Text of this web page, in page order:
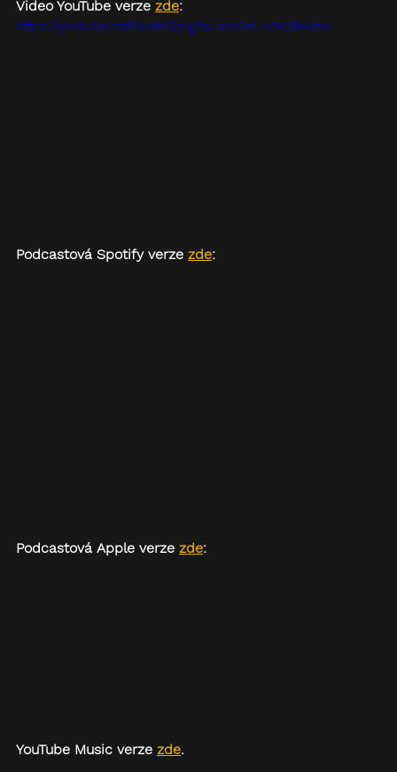
Video YouTube verze zde:
https://youtu.be/mtEmNfASp1g?si=xrm3eLrv1N2BHofw
Podcastová Spotify verze zde:
Podcastová Apple verze zde:
YouTube Music verze zde.